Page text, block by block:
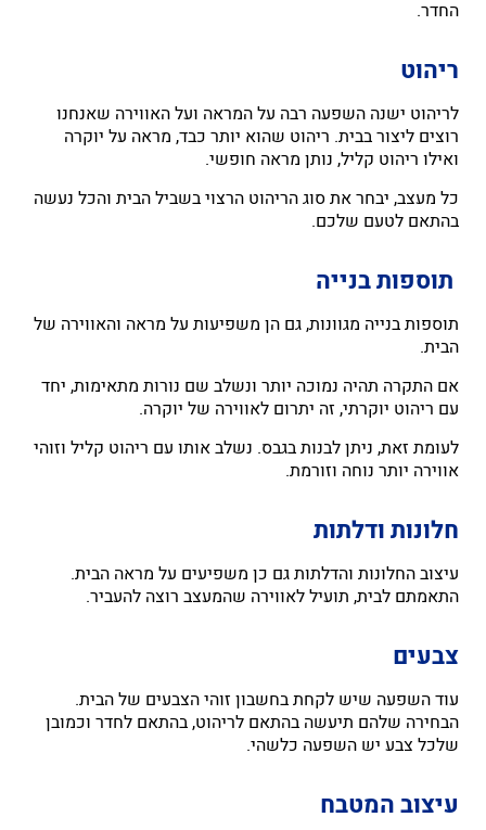
החדר.
ריהוט
לריהוט ישנה השפעה רבה על המראה ועל האווירה שאנחנו
רוצים ליצור בבית. ריהוט שהוא יותר כבד, מראה על יוקרה
ואילו ריהוט קליל, נותן מראה חופשי.
כל מעצב, יבחר את סוג הריהוט הרצוי בשביל הבית והכל נעשה
בהתאם לטעם שלכם.
תוספות בנייה
תוספות בנייה מגוונות, גם הן משפיעות על מראה והאווירה של
הבית.
אם התקרה תהיה נמוכה יותר ונשלב שם נורות מתאימות, יחד
עם ריהוט יוקרתי, זה יתרום לאווירה של יוקרה.
לעומת זאת, ניתן לבנות בגבס. נשלב אותו עם ריהוט קליל וזוהי
אווירה יותר נוחה וזורמת.
חלונות ודלתות
עיצוב החלונות והדלתות גם כן משפיעים על מראה הבית.
התאמתם לבית, תועיל לאווירה שהמעצב רוצה להעביר.
צבעים
עוד השפעה שיש לקחת בחשבון זוהי הצבעים של הבית.
הבחירה שלהם תיעשה בהתאם לריהוט, בהתאם לחדר וכמובן
שלכל צבע יש השפעה כלשהי.
עיצוב המטבח